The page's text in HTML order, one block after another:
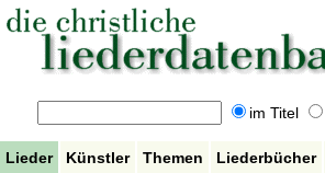
im Titel
Lieder Künstler Themen Liederbücher